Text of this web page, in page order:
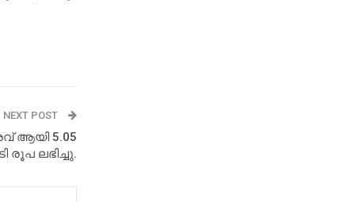
NEXT POST
ആയി 5.05
രൂപ ലഭിച്ചു.